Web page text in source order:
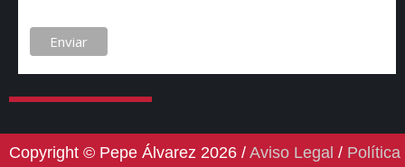
Copyright © Pepe Álvarez 2026 / Aviso Legal / Política